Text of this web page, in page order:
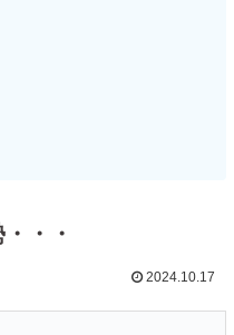
・・
2024.10.17